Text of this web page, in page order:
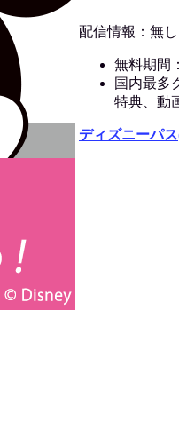
配信情報：無し
無料期間
国内最多
特典、動
ディズニーパ